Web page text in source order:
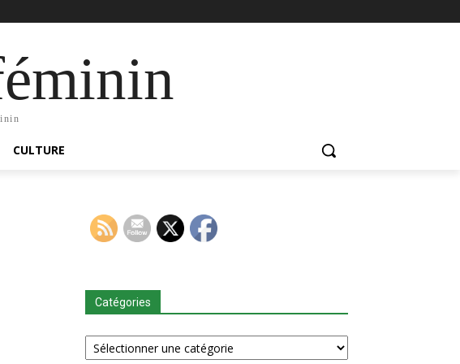
CULTURE
Catégories
Catégories